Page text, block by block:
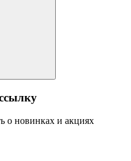
о новинках и акциях